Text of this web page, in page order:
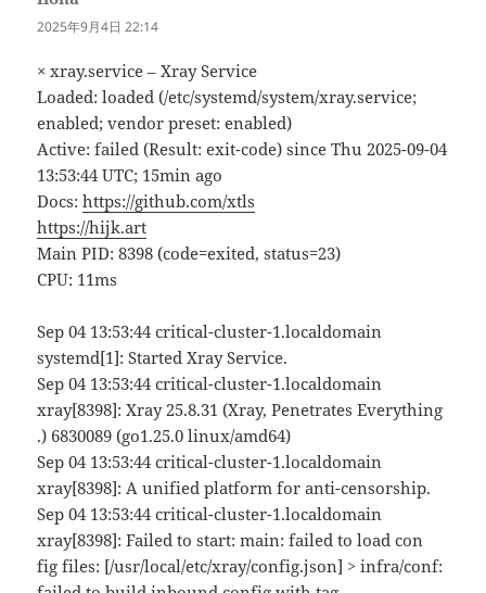
道：
2025年9月4日 22:14
× xray.service – Xray Service
Loaded: loaded (/etc/systemd/system/xray.service;
enabled; vendor preset: enabled)
Active: failed (Result: exit-code) since Thu 2025-09-04
13:53:44 UTC; 15min ago
Docs:https://github.com/xtls
https://hijk.art
Main PID: 8398 (code=exited, status=23)
CPU: 11ms
Sep 04 13:53:44 critical-cluster-1.localdomain
systemd[1]: Started Xray Service.
Sep 04 13:53:44 critical-cluster-1.localdomain
xray[8398]: Xray 25.8.31 (Xray, Penetrates Everything
.) 6830089 (go1.25.0 linux/amd64)
Sep 04 13:53:44 critical-cluster-1.localdomain
xray[8398]: A unified platform for anti-censorship.
Sep 04 13:53:44 critical-cluster-1.localdomain
xray[8398]: Failed to start: main: failed to load con
fig files: [/usr/local/etc/xray/config.json] > infra/conf: